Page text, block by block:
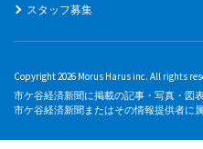
スタッフ募集
Copyright 2026 Morus Harus inc. All rights
市ケ谷経済新聞に掲載の記事・写真・図
市ケ谷経済新聞またはその情報提供者に属